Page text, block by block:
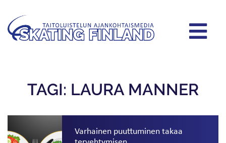
TAGI: LAURA MANNER
Varhainen puuttuminen takaa